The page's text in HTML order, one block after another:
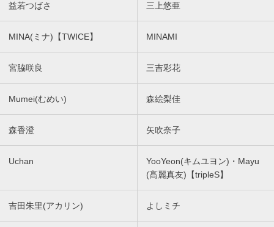
益若つばさ 三上悠亜
MINA(ミナ)【TWICE】 MINAMI
宮脇咲良 三吉彩花
Mumei(むめい) 森絵梨佳
森香澄 矢吹奈子
Uchan
YooYeon(キムユヨン)・Mayu
(髙麗真友)【tripleS】
吉田朱里(アカリン) よしミチ